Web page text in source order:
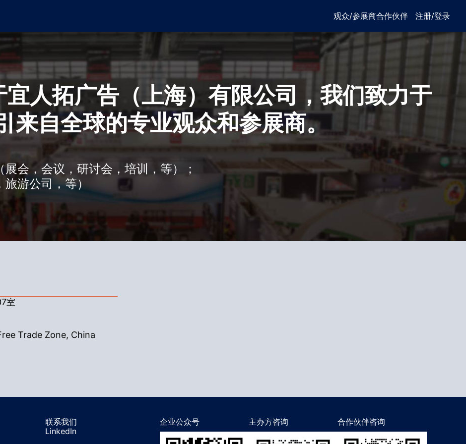
观众/参展商合作伙伴 注册/登录
人拓广告（上海）有限公司，我们致力于
来自全球的专业观众和参展商。
会，会议，研讨会，培训，等）；
游公司，等）
室
Trade Zone, China
联系我们
LinkedIn
企业公众号 主办方咨询 合作伙伴咨询